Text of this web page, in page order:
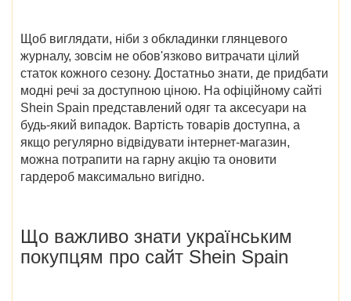
Щоб виглядати, ніби з обкладинки глянцевого
журналу, зовсім не обов'язково витрачати цілий
статок кожного сезону. Достатньо знати, де придбати
модні речі за доступною ціною. На офіційному сайті
Shein Spain представлений одяг та аксесуари на
будь-який випадок. Вартість товарів доступна, а
якщо регулярно відвідувати інтернет-магазин,
можна потрапити на гарну акцію та оновити
гардероб максимально вигідно.
Що важливо знати українським
покупцям про сайт Shein Spain